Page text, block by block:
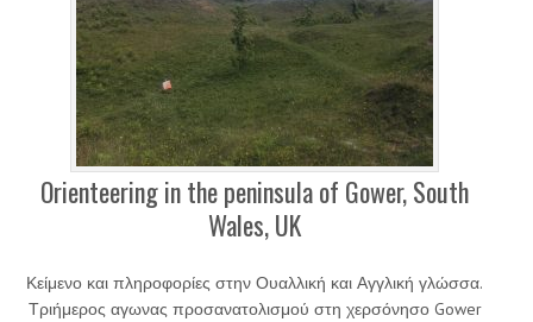
Orienteering in the peninsula of Gower, South
Wales, UK
Κείμενο και πληροφορίες στην Ουαλλική και Αγγλική γλώσσα.
Τριήμερος αγωνας προσανατολισμού στη χερσόνησο Gower